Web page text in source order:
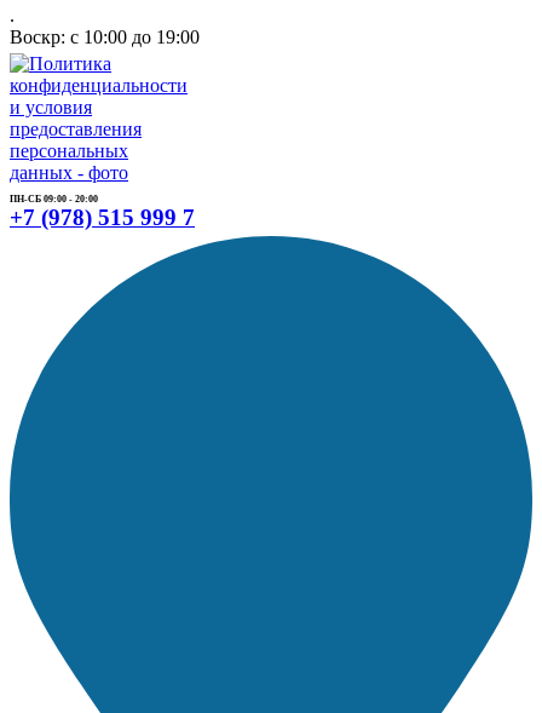
.
Воскр: с 10:00 до 19:00
ПН-СБ 09:00 - 20:00
+7 (978) 515 999 7